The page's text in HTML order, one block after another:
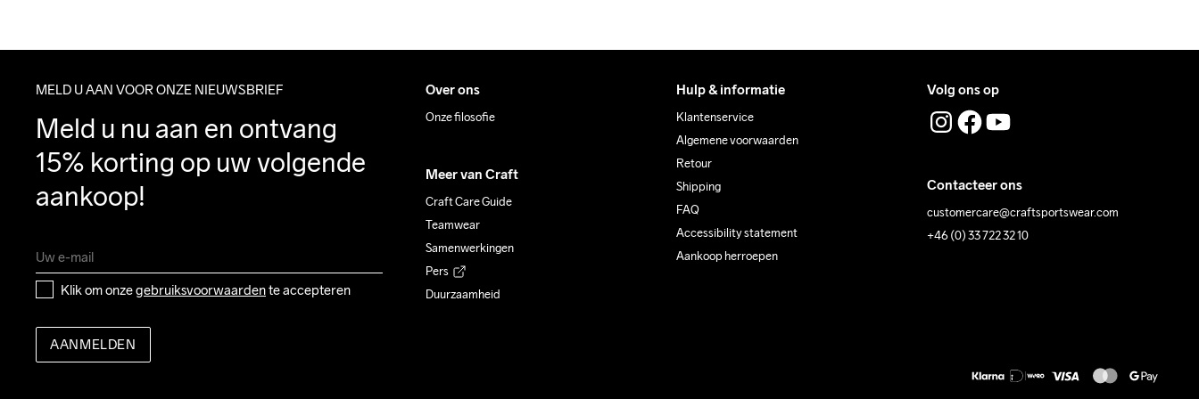
MELD U AAN VOOR ONZE NIEUWSBRIEF
Meld u nu aan en ontvang
15% korting op uw volgende
aankoop!
Klik om onze gebruiksvoorwaarden te accepteren
AANMELDEN
Over ons
Onze filosofie
Meer van Craft
Craft Care Guide
Teamwear
Samenwerkingen
Pers
Duurzaamheid
Hulp & informatie
Klantenservice
Algemene voorwaarden
Retour
Shipping
FAQ
Accessibility statement
Aankoop herroepen
Volg ons op
Contacteer ons
customercare@craftsportswear.com
+46 (0) 33 722 32 10